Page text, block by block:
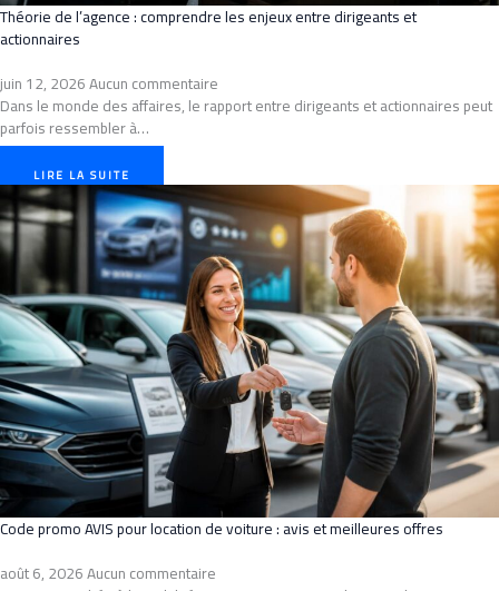
Théorie de l’agence : comprendre les enjeux entre dirigeants et
actionnaires
juin 12, 2026Aucun commentaire
Dans le monde des affaires, le rapport entre dirigeants et actionnaires peut
parfois ressembler à…
LIRE LA SUITE
Code promo AVIS pour location de voiture : avis et meilleures offres
août 6, 2026Aucun commentaire